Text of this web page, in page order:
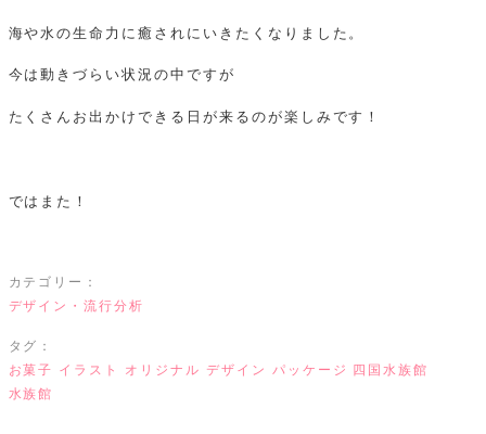
海や水の生命力に癒されにいきたくなりました。
今は動きづらい状況の中ですが
たくさんお出かけできる日が来るのが楽しみです！
ではまた！
カテゴリー：
デザイン・流行分析
タグ：
お菓子 イラスト オリジナル デザイン パッケージ
四国水族館
水族館